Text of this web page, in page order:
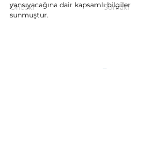
Önceki Sonraki
yansıyacağına dair kapsamlı bilgiler
sunmuştur.